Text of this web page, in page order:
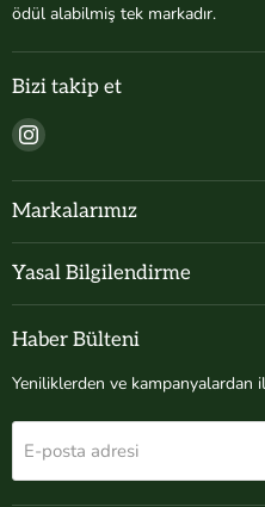
ödül alabilmiş tek markadır.
Bizi takip et
Bizi
bul
Markalarımız
Yasal Bilgilendirme
Haber Bülteni
Yeniliklerden ve kampanyalardan
E-posta adresi